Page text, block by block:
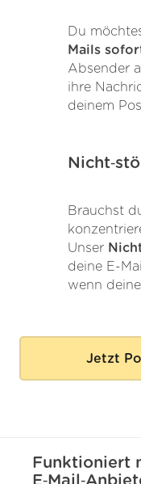
Du
Mails
Absender
ihre
deinem
Brauchst
Unser
deine E-
wenn
Jetzt
Funktioniert